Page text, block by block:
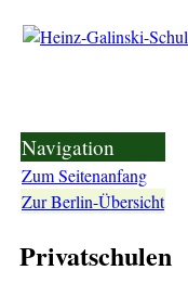
Navigation
Zum Seitenanfang
Zur Berlin-Übersicht
Privatschulen